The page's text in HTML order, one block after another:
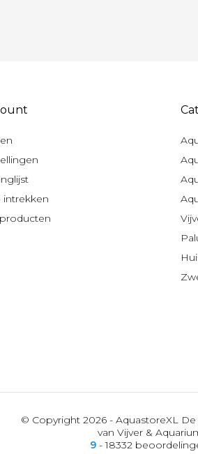
© Copyright 2026 - AquastoreXL
van Vijver &
9 - 18332